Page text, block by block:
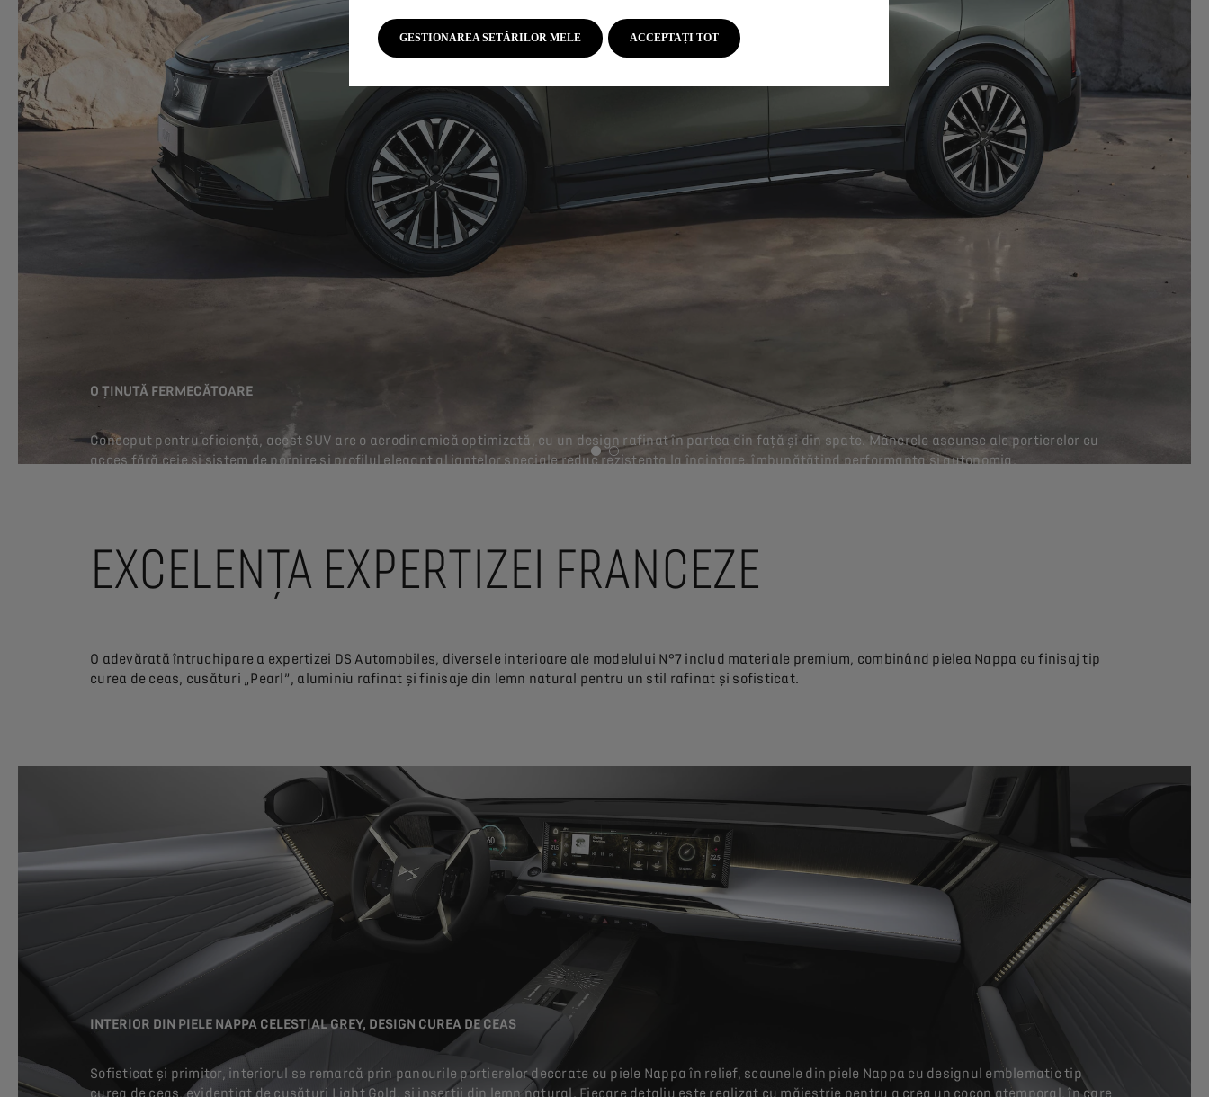
O ȚINUTĂ FERMECĂTOARE
Conceput pentru eficiență, acest SUV are o aerodinamică optimizată, cu un design rafinat în partea din față și din spate. Mânerele ascunse ale portierelor cu
acces fără ceie și sistem de pornire și profilul elegant al jantelor speciale reduc rezistența la înaintare, îmbunătățind performanța și autonomia.
EXCELENȚA EXPERTIZEI FRANCEZE
O adevărată întruchipare a expertizei DS Automobiles, diversele interioare ale modelului N°7 includ materiale premium, combinând pielea Nappa cu finisaj tip
curea de ceas, cusături „Pearl”, aluminiu rafinat și finisaje din lemn natural pentru un stil rafinat și sofisticat.
INTERIOR DIN PIELE NAPPA CELESTIAL GREY, DESIGN CUREA DE CEAS
Sofisticat și primitor, interiorul se remarcă prin panourile portierelor decorate cu piele Nappa în relief, scaunele din piele Nappa cu designul emblematic tip
curea de ceas, evidențiat de cusături Light Gold, și inserții din lemn natural. Fiecare detaliu este realizat cu măiestrie pentru a crea un cocon atemporal, în care
GESTIONAREA SETĂRILOR MELE ACCEPTAȚI TOT